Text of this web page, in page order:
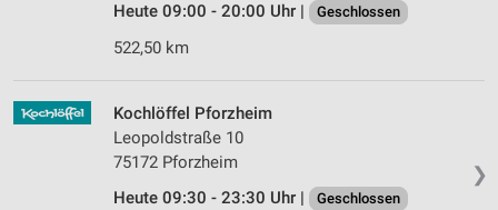
Heute 09:00 - 20:00 Uhr |
Geschlossen
522,50 km
❯
Kochlöffel Pforzheim
Leopoldstraße 10
75172 Pforzheim
Heute 09:30 - 23:30 Uhr |
Geschlossen